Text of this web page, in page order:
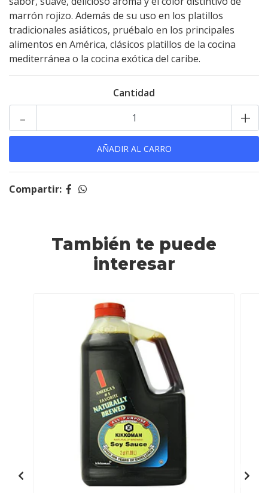
marrón rojizo. Además de su uso en los platillos
tradicionales asiáticos, pruébalo en los principales
alimentos en América, clásicos platillos de la cocina
mediterránea o la cocina exótica del caribe.
Cantidad
+
-
Compartir:
También te puede
interesar